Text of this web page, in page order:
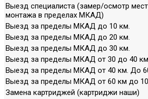
Выезд специалиста (замер/осмотр
монтажа в пределах МКАД)
Выезд за пределы МКАД до 10 км.
Выезд за пределы МКАД до 20 км.
Выезд за пределы МКАД до 30 км.
Выезд за пределы МКАД от 30 до 40
Выезд за пределы МКАД от 40 км. До
Выезд за пределы МКАД от 60 км до
Замена картриджей (картриджи наши)